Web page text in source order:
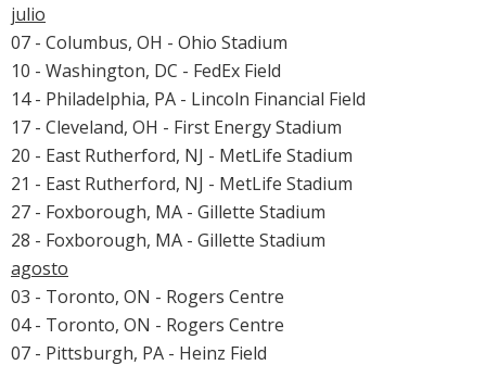
julio
07 - Columbus, OH - Ohio Stadium
10 - Washington, DC - FedEx Field
14 - Philadelphia, PA - Lincoln Financial Field
17 - Cleveland, OH - First Energy Stadium
20 - East Rutherford, NJ - MetLife Stadium
21 - East Rutherford, NJ - MetLife Stadium
27 - Foxborough, MA - Gillette Stadium
28 - Foxborough, MA - Gillette Stadium
agosto
03 - Toronto, ON - Rogers Centre
04 - Toronto, ON - Rogers Centre
07 - Pittsburgh, PA - Heinz Field